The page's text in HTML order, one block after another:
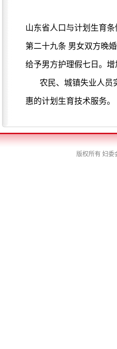
山东省人口与计划生育条
第二十九条 男女双方晚
给予男方护理假七日。
农民、城镇失业人员实
惠的计划生育技术服务。
版权所有 妇委